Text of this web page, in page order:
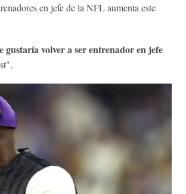
en jefe de la NFL aumenta este
gustaría volver a ser entrenador en jefe